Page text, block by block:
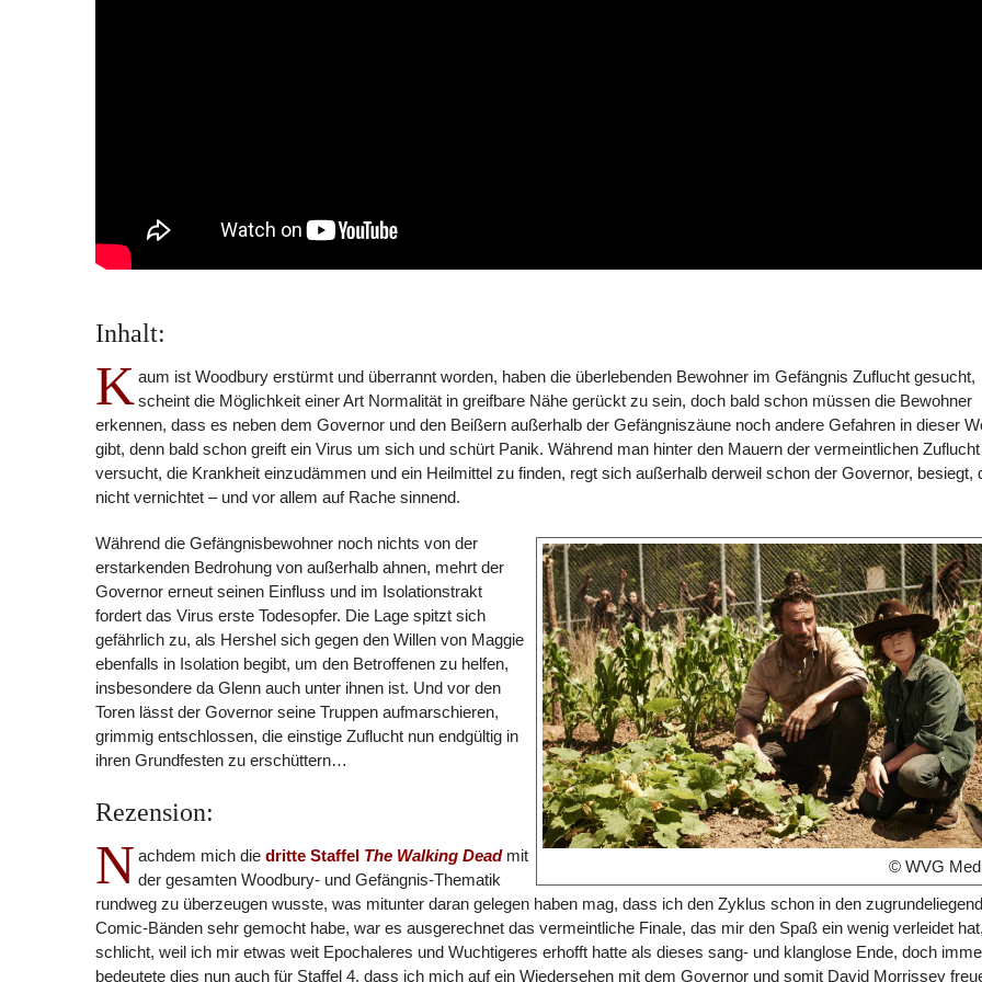
Inhalt:
Kaum ist Woodbury erstürmt und überrannt worden, haben die überlebenden Bewohner im Gefängnis Zuflucht gesucht,
scheint die Möglichkeit einer Art Normalität in greifbare Nähe gerückt zu sein, doch bald schon müssen die Bewohner
erkennen, dass es neben dem Governor und den Beißern außerhalb der Gefängniszäune noch andere Gefahren in dieser
gibt, denn bald schon greift ein Virus um sich und schürt Panik. Während man hinter den Mauern der vermeintlichen Zuflucht
versucht, die Krankheit einzudämmen und ein Heilmittel zu finden, regt sich außerhalb derweil schon der Governor, besiegt,
nicht vernichtet – und vor allem auf Rache sinnend.
© WVG
Während die Gefängnisbewohner noch nichts von der
erstarkenden Bedrohung von außerhalb ahnen, mehrt der
Governor erneut seinen Einfluss und im Isolationstrakt
fordert das Virus erste Todesopfer. Die Lage spitzt sich
gefährlich zu, als Hershel sich gegen den Willen von Maggie
ebenfalls in Isolation begibt, um den Betroffenen zu helfen,
insbesondere da Glenn auch unter ihnen ist. Und vor den
Toren lässt der Governor seine Truppen aufmarschieren,
grimmig entschlossen, die einstige Zuflucht nun endgültig in
ihren Grundfesten zu erschüttern…
Rezension:
N achdem mich die dritte Staffel The Walking Deadmit
der gesamten Woodbury- und Gefängnis-Thematik
rundweg zu überzeugen wusste, was mitunter daran gelegen haben mag, dass ich den Zyklus schon in den
Comic-Bänden sehr gemocht habe, war es ausgerechnet das vermeintliche Finale, das mir den Spaß ein wenig verleidet hat,
schlicht, weil ich mir etwas weit Epochaleres und Wuchtigeres erhofft hatte als dieses sang- und klanglose Ende, doch
bedeutete dies nun auch für Staffel 4, dass ich mich auf ein Wiedersehen mit dem Governor und somit David Morrissey